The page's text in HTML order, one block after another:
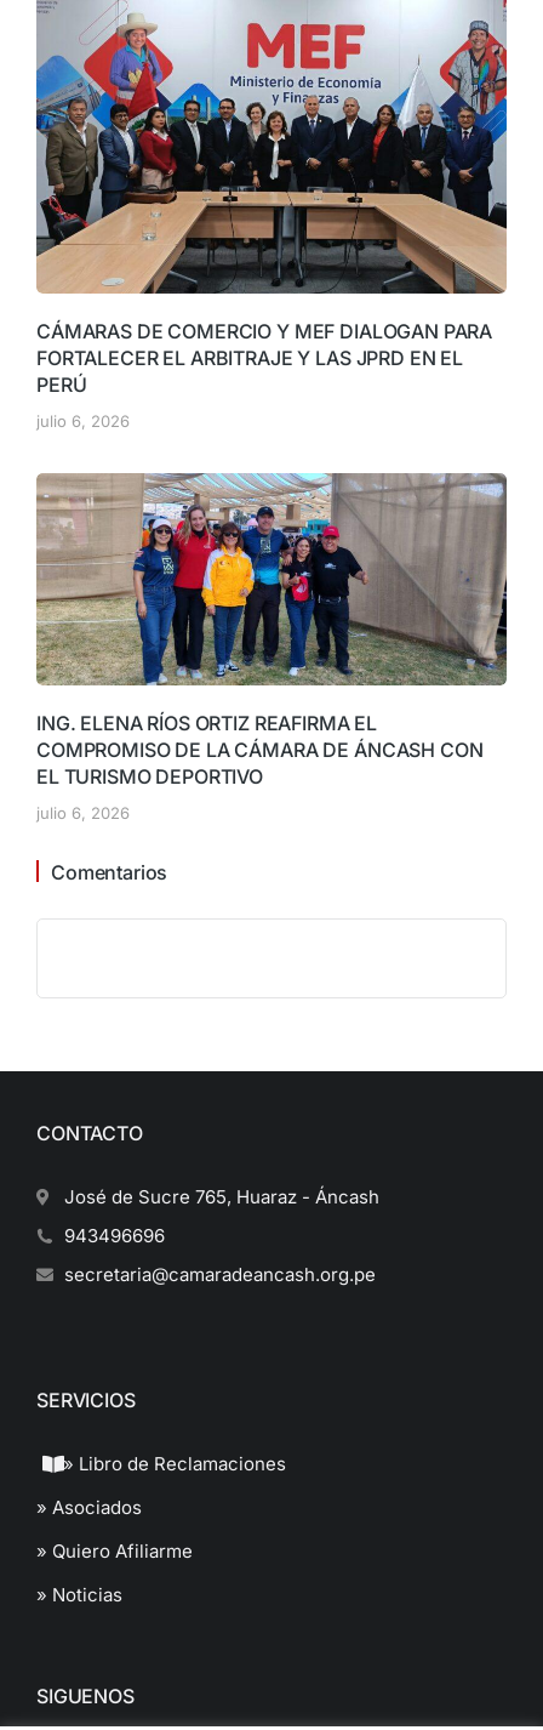
CÁMARAS DE COMERCIO Y MEF DIALOGAN PARA
FORTALECER EL ARBITRAJE Y LAS JPRD EN EL
PERÚ
julio 6, 2026
ING. ELENA RÍOS ORTIZ REAFIRMA EL
COMPROMISO DE LA CÁMARA DE ÁNCASH CON
EL TURISMO DEPORTIVO
julio 6, 2026
Comentarios
CONTACTO
José de Sucre 765, Huaraz - Áncash
943496696
secretaria@camaradeancash.org.pe
SERVICIOS
» Libro de Reclamaciones
» Asociados
» Quiero Afiliarme
» Noticias
SIGUENOS